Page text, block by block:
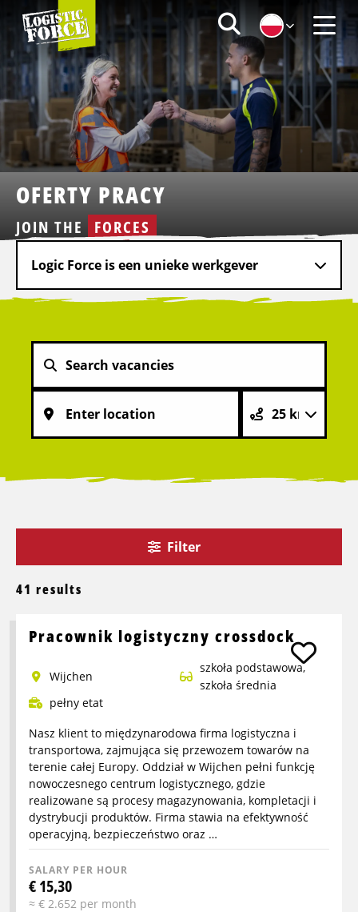
Logistic
Force
|
PL
Zoeken
Menu
OFERTY PRACY
JOIN THE FORCES
Logic Force is een unieke werkgever
Filter
41 results
Pracownik logistyczny crossdock
Wijchen
szkoła podstawowa,
szkoła średnia
pełny etat
Nasz klient to międzynarodowa firma logistyczna i
transportowa, zajmująca się przewozem towarów na
terenie całej Europy. Oddział w Wijchen pełni funkcję
nowoczesnego centrum logistycznego, gdzie
realizowane są procesy magazynowania, kompletacji i
dystrybucji produktów. Firma stawia na efektywność
operacyjną, bezpieczeństwo oraz …
SALARY PER HOUR
€ 15,30
≈ € 2.652 per month